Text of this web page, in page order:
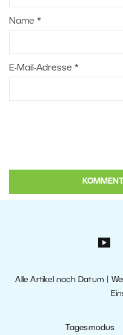
Name *
E-Mail-Adresse *
Alle Artikel nach Datum
Tagesmodus